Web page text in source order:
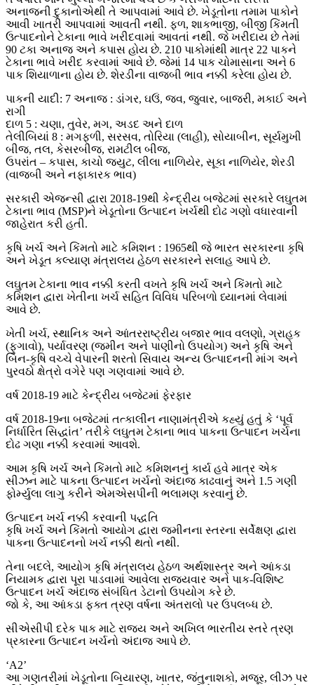
અનાજની દુકાનોએથી તે આપવામાં આવે છે. ખેડૂતોના તમામ પાકોને
આવી ખાતરી આપવામાં આવતી નથી. ફળ, શાકભાજી, બીજી કિંમતી
ઉત્પાદનોને ટેકાના ભાવે ખરીદવામાં આવતાં નથી. જે ખરીદાય છે તેમાં
90 ટકા અનાજ અને કપાસ હોય છે. 210 પાકોમાંથી માત્ર 22 પાકને
ટેકાના ભાવે ખરીદ કરવામાં આવે છે. જેમાં 14 પાક ચોમાસાના અને 6
પાક શિયાળાના હોય છે. શેરડીના વાજબી ભાવ નક્કી કરેલા હોય છે.
પાકની યાદી: 7 અનાજ : ડાંગર, ઘઉં, જવ, જુવાર, બાજરી, મકાઈ અને
રાગી
દાળ 5 : ચણા, તુવેર, મગ, અડદ અને દાળ
તેલીબિયાં 8 : મગફળી, સરસવ, તોરિયા (લાહી), સોયાબીન, સૂર્યમુખી
બીજ, તલ, કેસરબીજ, રામટીલ બીજ,
ઉપરાંત – કપાસ, કાચો જ્યુટ, લીલા નાળિયેર, સૂકા નાળિયેર, શેરડી
(વાજબી અને નફાકારક ભાવ)
સરકારી એજન્સી દ્વારા 2018-19થી કેન્દ્રીય બજેટમાં સરકારે લઘુતમ
ટેકાના ભાવ (MSP)ને ખેડૂતોના ઉત્પાદન ખર્ચથી દોઢ ગણો વધારવાની
જાહેરાત કરી હતી.
કૃષિ ખર્ચ અને કિંમતો માટે કમિશન : 1965થી જે ભારત સરકારના કૃષિ
અને ખેડૂત કલ્યાણ મંત્રાલય હેઠળ સરકારને સલાહ આપે છે.
લઘુતમ ટેકાના ભાવ નક્કી કરતી વખતે કૃષિ ખર્ચ અને કિંમતો માટે
કમિશન દ્વારા ખેતીના ખર્ચ સહિત વિવિધ પરિબળો ધ્યાનમાં લેવામાં
આવે છે.
ખેતી ખર્ચ, સ્થાનિક અને આંતરરાષ્ટ્રીય બજાર ભાવ વલણો, ગ્રાહક
(ફુગાવો), પર્યાવરણ (જમીન અને પાણીનો ઉપયોગ) અને કૃષિ અને
બિન-કૃષિ વચ્ચે વેપારની શરતો સિવાય અન્ય ઉત્પાદનની માંગ અને
પુરવઠો ક્ષેત્રો વગેરે પણ ગણવામાં આવે છે.
વર્ષ 2018-19 માટે કેન્દ્રીય બજેટમાં ફેરફાર
વર્ષ 2018-19ના બજેટમાં તત્કાલીન નાણામંત્રીએ કહ્યું હતું કે ‘પૂર્વ
નિર્ધારિત સિદ્ધાંત’ તરીકે લઘુતમ ટેકાના ભાવ પાકના ઉત્પાદન ખર્ચના
દોઢ ગણા નક્કી કરવામાં આવશે.
આમ કૃષિ ખર્ચ અને કિંમતો માટે કમિશનનું કાર્ય હવે માત્ર એક
સીઝન માટે પાકના ઉત્પાદન ખર્ચનો અંદાજ કાઢવાનું અને 1.5 ગણી
ફોર્મ્યુલા લાગુ કરીને એમએસપીની ભલામણ કરવાનું છે.
ઉત્પાદન ખર્ચ નક્કી કરવાની પદ્ધતિ
કૃષિ ખર્ચ અને કિંમતો આયોગ દ્વારા જમીનના સ્તરના સર્વેક્ષણ દ્વારા
પાકના ઉત્પાદનનો ખર્ચ નક્કી થતો નથી.
તેના બદલે, આયોગ કૃષિ મંત્રાલય હેઠળ અર્થશાસ્ત્ર અને આંકડા
નિયામક દ્વારા પૂરા પાડવામાં આવેલા રાજ્યવાર અને પાક-વિશિષ્ટ
ઉત્પાદન ખર્ચ અંદાજ સંબંધિત ડેટાનો ઉપયોગ કરે છે.
જો કે, આ આંકડા ફક્ત ત્રણ વર્ષના અંતરાલો પર ઉપલબ્ધ છે.
સીએસીપી દરેક પાક માટે રાજ્ય અને અખિલ ભારતીય સ્તરે ત્રણ
પ્રકારના ઉત્પાદન ખર્ચનો અંદાજ આપે છે.
‘A2’
આ ગણતરીમાં ખેડૂતોના બિયારણ, ખાતર, જંતુનાશકો, મજૂર, લીઝ પર